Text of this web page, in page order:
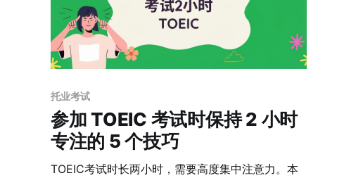
托业考试
参加 TOEIC 考试时保持 2 小时
专注的 5 个技巧
TOEIC考试时长两小时，需要高度集中注意力。本